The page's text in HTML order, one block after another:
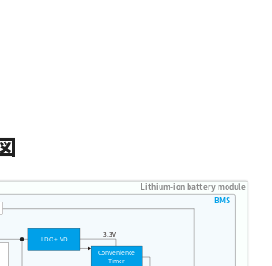
Lithium-ion battery module
BMS
3.3V
VD
LDO
Convenience
Timer